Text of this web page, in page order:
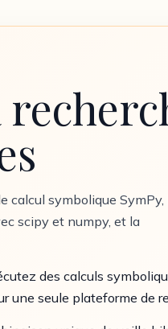
calcul symbolique SymPy,
scipy et numpy, et la
des calculs
une seule plateforme de